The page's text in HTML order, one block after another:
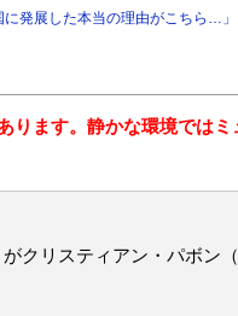
に発展した本当の理由がこちら…
ります。静かな環境では
クリスティアン・パボン